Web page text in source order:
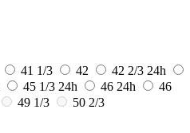
41 1/3 42 42 2/3 24h
45 1/3 24h 46 24h
46
49 1/3
50 2/3